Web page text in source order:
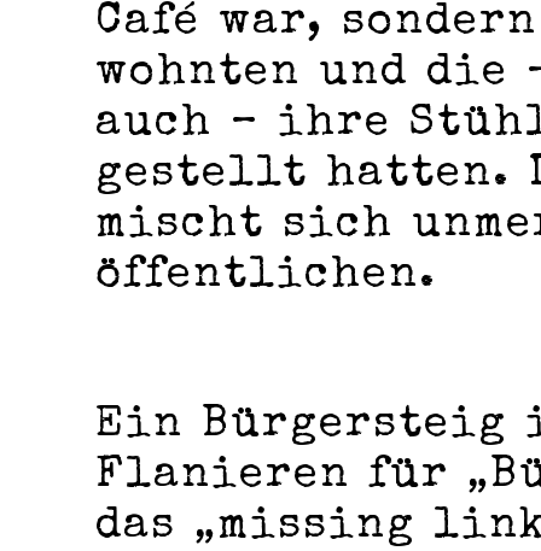
Café war,
wohnten und die
auch – ihre
gestellt hatten.
mischt sich
öffentlichen.
Ein Bürgersteig
Flanieren für
das „missing